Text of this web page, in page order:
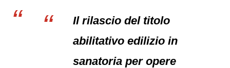
Il rilascio del titolo
abilitativo edilizio in
sanatoria per opere